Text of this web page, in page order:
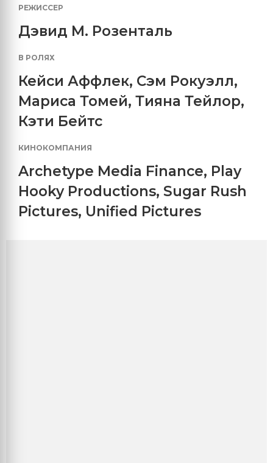
РЕЖИССЕР
Дэвид М. Розенталь
В РОЛЯХ
Кейси Аффлек, Сэм Рокуэлл,
Мариса Томей, Тияна Тейлор,
Кэти Бейтс
КИНОКОМПАНИЯ
Archetype Media Finance, Play
Hooky Productions, Sugar Rush
Pictures, Unified Pictures